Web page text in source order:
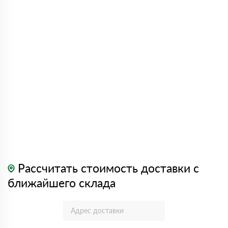
Рассчитать стоимость доставки с
ближайшего склада